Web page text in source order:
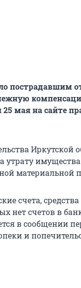
пострадавшим
мая на сайте
Иркутской
утрату
материальной
счета, средства
нет счетов в
в сообщении
и